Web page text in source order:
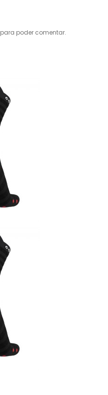
para poder comentar.